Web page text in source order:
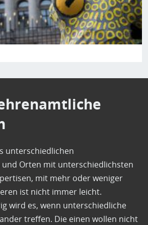
unterschiedlichen
Orten mit unterschiedlichsten
mit mehr oder weniger
ist nicht immer leicht.
wird es, wenn unterschiedliche
treffen. Die einen wollen nicht